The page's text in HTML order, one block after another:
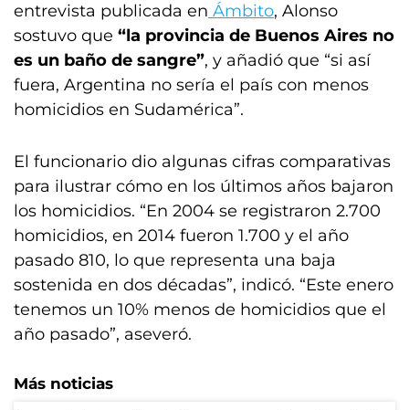
entrevista publicada en Ámbito, Alonso
sostuvo que “la provincia de Buenos Aires no
es un baño de sangre”, y añadió que “si así
fuera, Argentina no sería el país con menos
homicidios en Sudamérica”.
El funcionario dio algunas cifras comparativas
para ilustrar cómo en los últimos años bajaron
los homicidios. “En 2004 se registraron 2.700
homicidios, en 2014 fueron 1.700 y el año
pasado 810, lo que representa una baja
sostenida en dos décadas”, indicó. “Este enero
tenemos un 10% menos de homicidios que el
año pasado”, aseveró.
Más noticias